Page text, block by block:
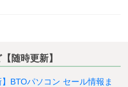
随時更新】
】BTOパソコン セール情報ま